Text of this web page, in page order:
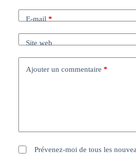
E-mail *
Site web
Ajouter un commentaire *
Prévenez-moi de tous les